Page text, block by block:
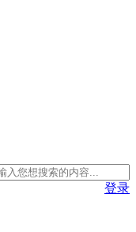
登录